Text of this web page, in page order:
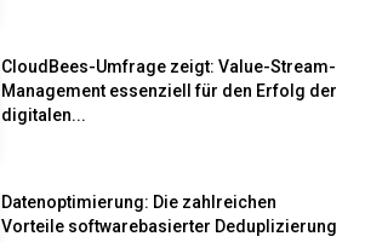
CloudBees-Umfrage zeigt: Value-Stream-
Management essenziell für den Erfolg der
digitalen...
Datenoptimierung: Die zahlreichen
Vorteile softwarebasierter Deduplizierung